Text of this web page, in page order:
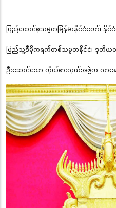
ပြည်ထောင်စုသမ္မတမြန်မာနိုင်ငံတော်၊
ပြည်သူ့ဒီမိုကရက်တစ်သမ္မတနိုင်ငံ၊ ဒုတိယဝန်က
ဦးဆောင်သော ကိုယ်စားလှယ်အဖွဲ့က လာရ